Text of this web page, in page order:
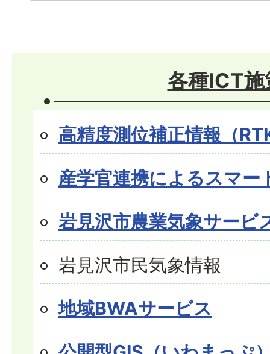
各種ICT施
高精度測位補正情報（
産学官連携によるスマー
岩見沢市農業気象サービ
岩見沢市民気象情報
地域BWAサービス